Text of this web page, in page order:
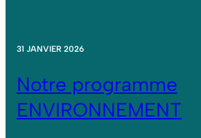
31 JANVIER 2026
Notre programme
ENVIRONNEMENT